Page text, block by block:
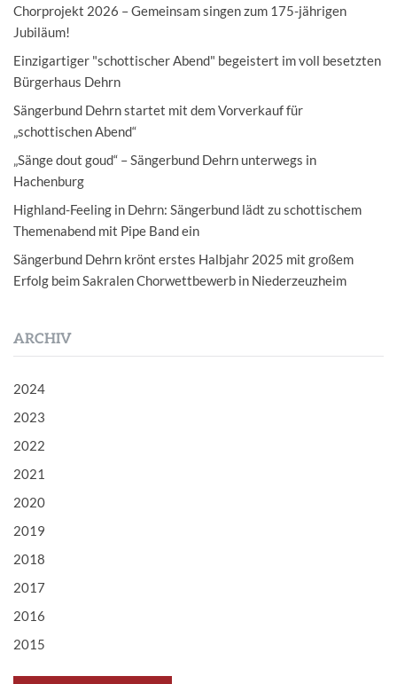
Chorprojekt 2026 – Gemeinsam singen zum 175-jährigen
Jubiläum!
Einzigartiger "schottischer Abend" begeistert im voll besetzten
Bürgerhaus Dehrn
Sängerbund Dehrn startet mit dem Vorverkauf für
„schottischen Abend“
„Sänge dout goud“ – Sängerbund Dehrn unterwegs in
Hachenburg
Highland-Feeling in Dehrn: Sängerbund lädt zu schottischem
Themenabend mit Pipe Band ein
Sängerbund Dehrn krönt erstes Halbjahr 2025 mit großem
Erfolg beim Sakralen Chorwettbewerb in Niederzeuzheim
ARCHIV
2024
2023
2022
2021
2020
2019
2018
2017
2016
2015